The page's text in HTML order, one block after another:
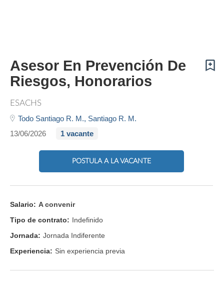
Asesor En Prevención De
Riesgos, Honorarios
ESACHS
Todo Santiago R. M., Santiago R. M.
13/06/2026
1 vacante
POSTULA A LA VACANTE
Salario: A convenir
Tipo de contrato: Indefinido
Jornada: Jornada Indiferente
Experiencia: Sin experiencia previa